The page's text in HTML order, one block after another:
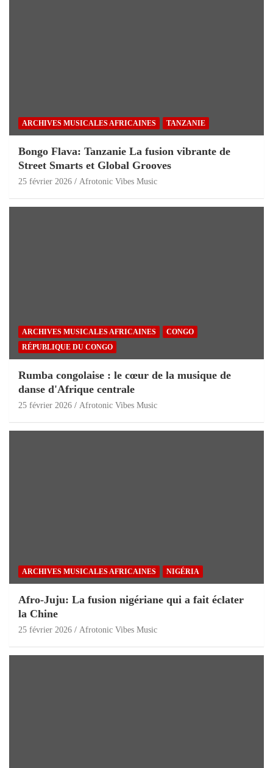
ARCHIVES MUSICALES AFRICAINES TANZANIE
Bongo Flava: Tanzanie La fusion vibrante de
Street Smarts et Global Grooves
25 février 2026 Afrotonic Vibes Music
ARCHIVES MUSICALES AFRICAINES
CONGO
RÉPUBLIQUE DU CONGO
Rumba congolaise : le cœur de la musique de
danse d'Afrique centrale
25 février 2026 Afrotonic Vibes Music
ARCHIVES MUSICALES AFRICAINES NIGÉRIA
Afro-Juju: La fusion nigériane qui a fait éclater
la Chine
25 février 2026 Afrotonic Vibes Music